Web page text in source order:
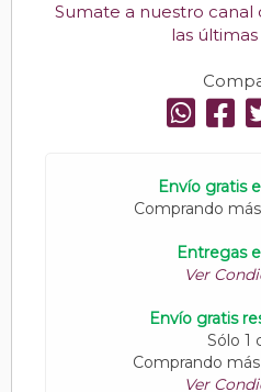
Sumate a nuestro
las
Envío gratis
Comprando
Entregas
Ver
Envío gratis
Sólo 1
Comprando
Ver